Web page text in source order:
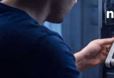
Outlier Headphones Bundle
868,00zł